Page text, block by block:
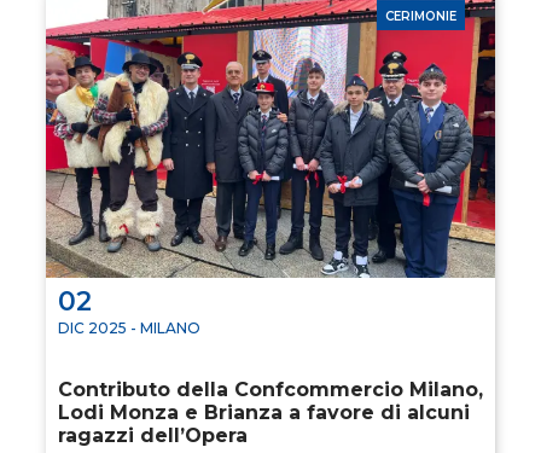
02
DIC 2025 - MILANO
CERIMONIE
Contributo della Confcommercio Milano,
Lodi Monza e Brianza a favore di alcuni
ragazzi dell’Opera